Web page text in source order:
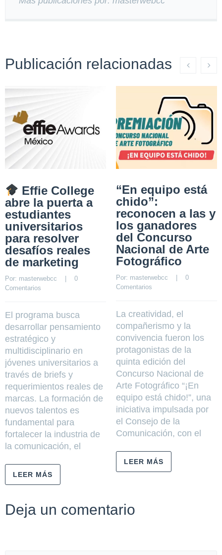
Publicación relacionadas
Effie College
abre la puerta a
estudiantes
universitarios
para resolver
desafíos reales
de marketing
Por: masterwebcc
    |
0
Comentarios
El programa busca
desarrollar pensamiento
estratégico y
multidisciplinario en
jóvenes universitarios a
través de briefs y
requerimientos reales de
marcas. La formación de
nuevos talentos es
fundamental para
fortalecer la industria de
la comunicación, el
LEER MÁS
“En equipo está
chido”:
reconocen a las y
los ganadores
del Concurso
Nacional de Arte
Fotográfico
Por: masterwebcc
0
Comentarios
La creatividad, el
compañerismo y la
convivencia fueron los
protagonistas de la
quinta edición del
Concurso Nacional de
Arte Fotográfico “¡En
equipo está chido!”, una
iniciativa impulsada por
el Consejo de la
Comunicación, con el
LEER MÁS
Deja un comentario